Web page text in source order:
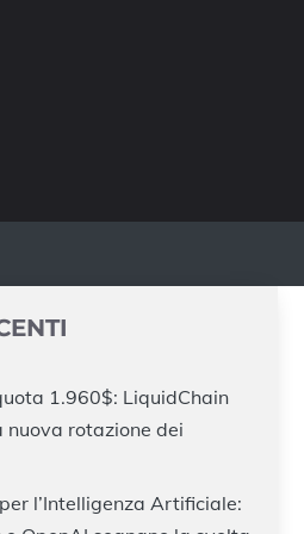
1.960$: LiquidChain
nuova rotazione dei
l’Intelligenza Artificiale: